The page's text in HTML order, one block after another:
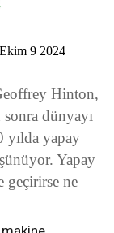
9 2024
Hinton,
dünyayı
yılda yapay
Yapay
geçirirse ne